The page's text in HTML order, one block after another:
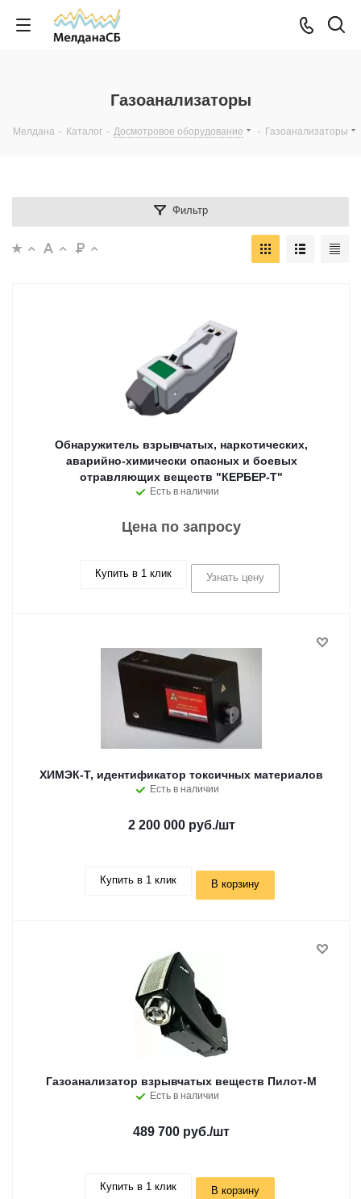
Газоанализаторы
Мелдана - Каталог - Досмотровое оборудование - Газоанализаторы
Фильтр
Обнаружитель взрывчатых, наркотических,
аварийно-химически опасных и боевых
отравляющих веществ "КЕРБЕР-Т"
Есть в наличии
Цена по запросу
Купить в 1 клик Узнать цену
ХИМЭК-Т, идентификатор токсичных материалов
Есть в наличии
2 200 000 руб./шт
Купить в 1 клик В корзину
Газоанализатор взрывчатых веществ Пилот-М
Есть в наличии
489 700 руб./шт
Купить в 1 клик В корзину